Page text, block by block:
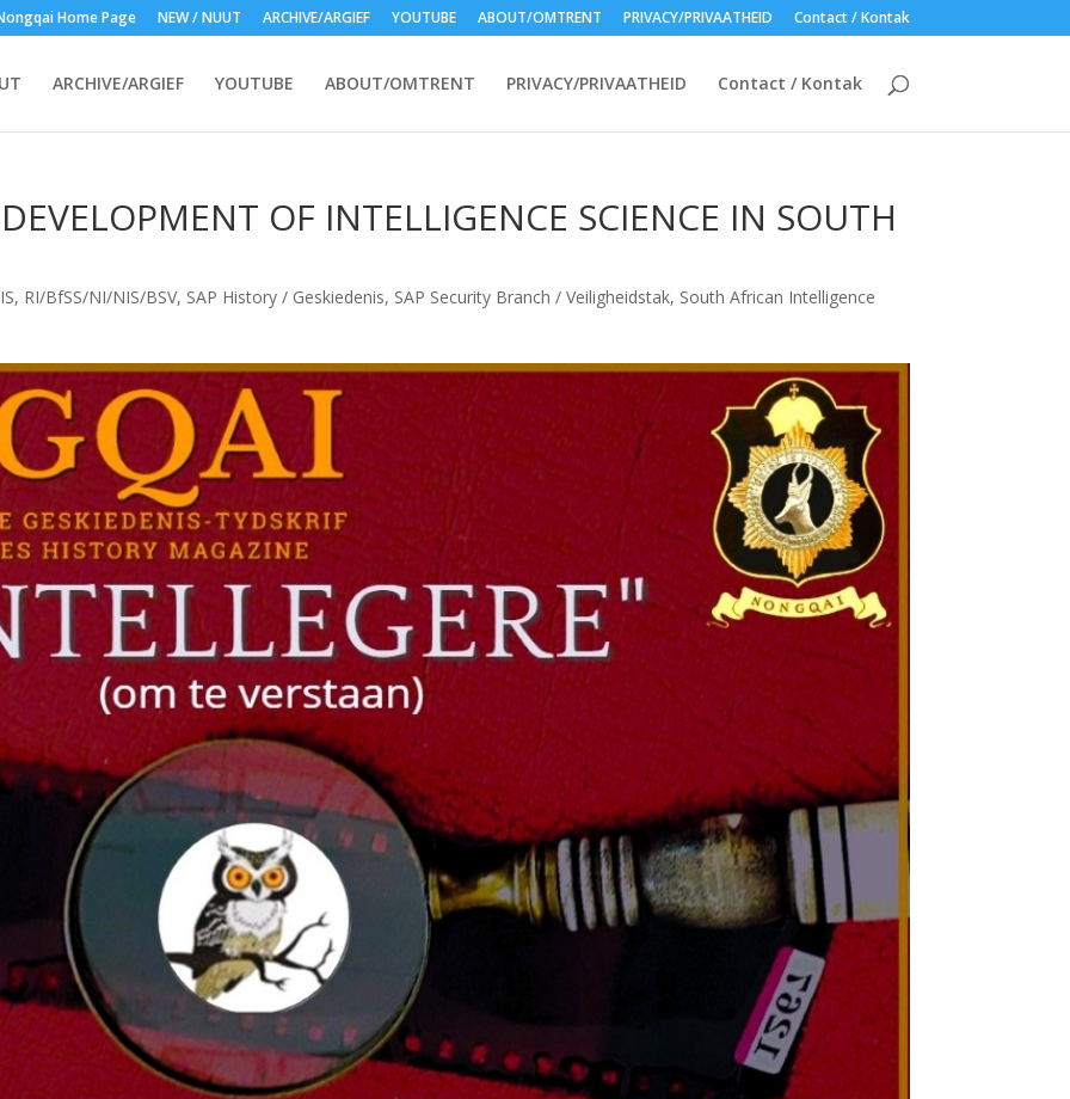
Home Page NEW / NUUT ARCHIVE/ARGIEF YOUTUBE ABOUT/OMTRENT PRIVACY/PRIVAATHEID Contact / Kontak
ARCHIVE/ARGIEF YOUTUBE ABOUT/OMTRENT PRIVACY/PRIVAATHEID Contact / Kontak
OF INTELLIGENCE SCIENCE IN SOUTH
, RI/BfSS/NI/NIS/BSV, SAP History / Geskiedenis, SAP Security Branch / Veiligheidstak, South African Intelligence